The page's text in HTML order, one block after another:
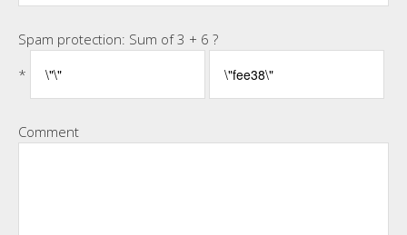
Spam protection: Sum of 3 + 6 ?
*
Comment